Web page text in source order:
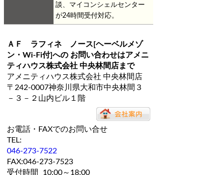
談、マイコンシェルセンター
が24時間受付対応。
ＡＦ ラフィネ ノース[ヘーベルメゾ
ン・Wi-Fi付]
への お問い合わせはアメニ
ティハウス株式会社 中央林間店まで
アメニティハウス株式会社 中央林間店
〒242-0007神奈川県大和市中央林間３
－３－２山内ビル１階
お電話・FAXでのお問い合せ
TEL:
046-273-7522
FAX:046-273-7523
受付時間
10:00～18:00